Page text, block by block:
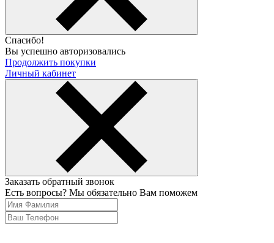
Спасибо!
Вы успешно авторизовались
Продолжить покупки
Личный кабинет
Заказать обратный звонок
Есть вопросы? Мы обязательно Вам поможем